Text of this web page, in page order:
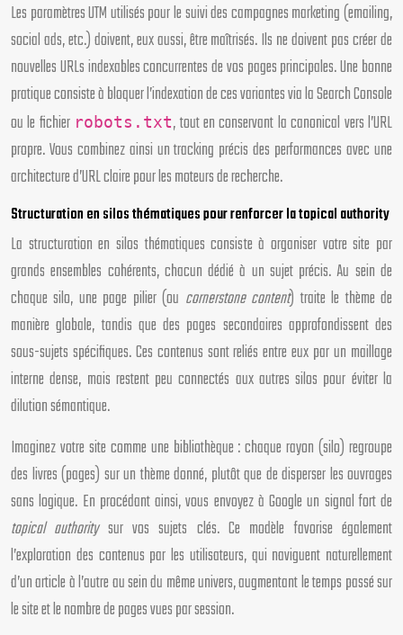
Les paramètres UTM utilisés pour le suivi des campagnes marketing (emailing,
social ads, etc.) doivent, eux aussi, être maîtrisés. Ils ne doivent pas créer de
nouvelles URLs indexables concurrentes de vos pages principales. Une bonne
pratique consiste à bloquer l’indexation de ces variantes via la Search Console
ou le fichier robots.txt, tout en conservant la canonical vers l’URL
propre. Vous combinez ainsi un tracking précis des performances avec une
architecture d’URL claire pour les moteurs de recherche.
Structuration en silos thématiques pour renforcer la topical authority
La structuration en silos thématiques consiste à organiser votre site par
grands ensembles cohérents, chacun dédié à un sujet précis. Au sein de
chaque silo, une page pilier (ou cornerstone content) traite le thème de
manière globale, tandis que des pages secondaires approfondissent des
sous-sujets spécifiques. Ces contenus sont reliés entre eux par un maillage
interne dense, mais restent peu connectés aux autres silos pour éviter la
dilution sémantique.
Imaginez votre site comme une bibliothèque : chaque rayon (silo) regroupe
des livres (pages) sur un thème donné, plutôt que de disperser les ouvrages
sans logique. En procédant ainsi, vous envoyez à Google un signal fort de
topical authoritysur vos sujets clés. Ce modèle favorise également
l’exploration des contenus par les utilisateurs, qui naviguent naturellement
d’un article à l’autre au sein du même univers, augmentant le temps passé sur
le site et le nombre de pages vues par session.